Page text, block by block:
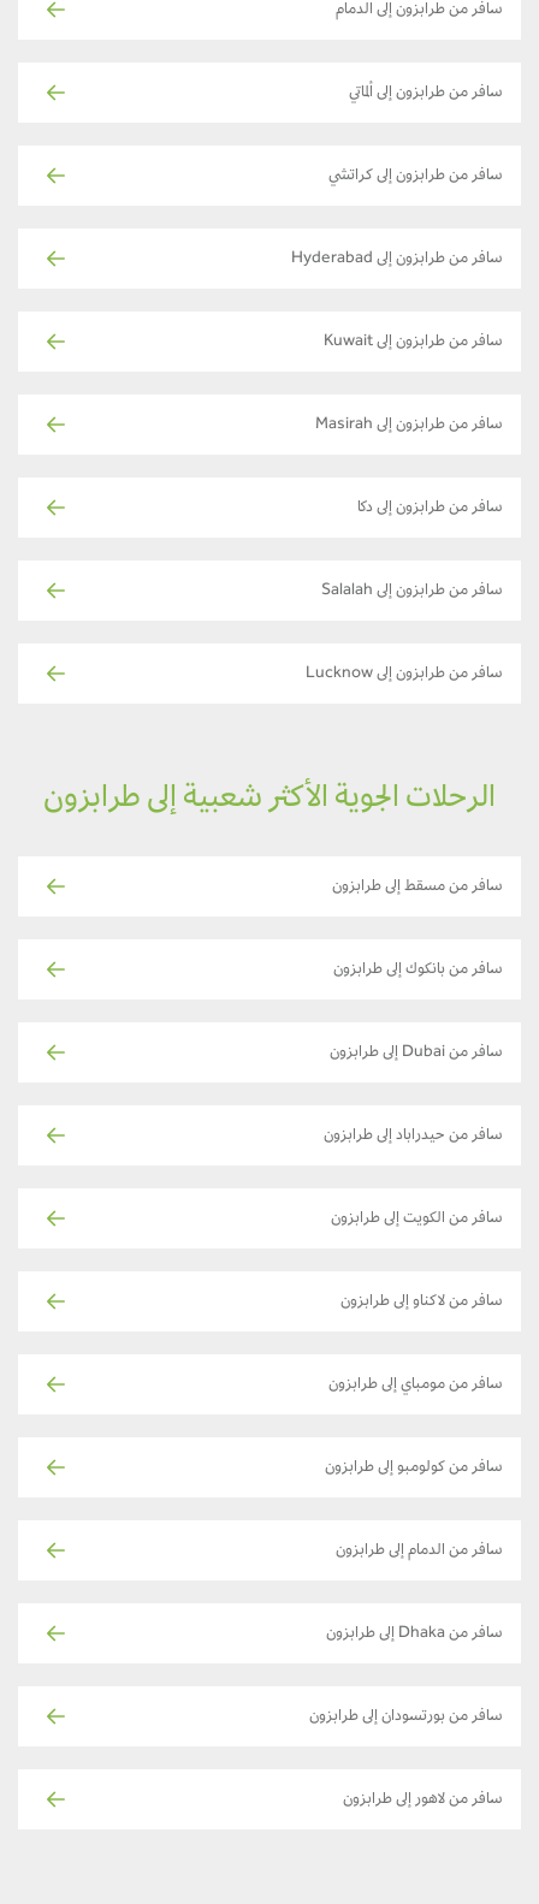
سافر من طرابزون إلى الدمام
سافر من طرابزون إلى ألماتي
سافر من طرابزون إلى كراتشي
سافر من طرابزون إلى Hyderabad
سافر من طرابزون إلى Kuwait
سافر من طرابزون إلى Masirah
سافر من طرابزون إلى دكا
سافر من طرابزون إلى Salalah
سافر من طرابزون إلى Lucknow
الرحلات الجوية الأكثر شعبية إلى طرابزون
سافر من مسقط إلى طرابزون
سافر من بانكوك إلى طرابزون
سافر من Dubai إلى طرابزون
سافر من حيدراباد إلى طرابزون
سافر من الكويت إلى طرابزون
سافر من لاكناو إلى طرابزون
سافر من مومباي إلى طرابزون
سافر من كولومبو إلى طرابزون
سافر من الدمام إلى طرابزون
سافر من Dhaka إلى طرابزون
سافر من بورتسودان إلى طرابزون
سافر من لاهور إلى طرابزون